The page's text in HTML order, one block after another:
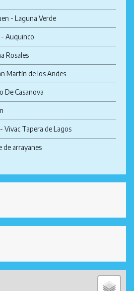
- Laguna Verde
- Auquinco
Rosales
Martín de los Andes
De Casanova
Vivac Tapera de Lagos
de arrayanes